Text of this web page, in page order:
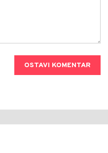
OSTAVI KOMENTAR